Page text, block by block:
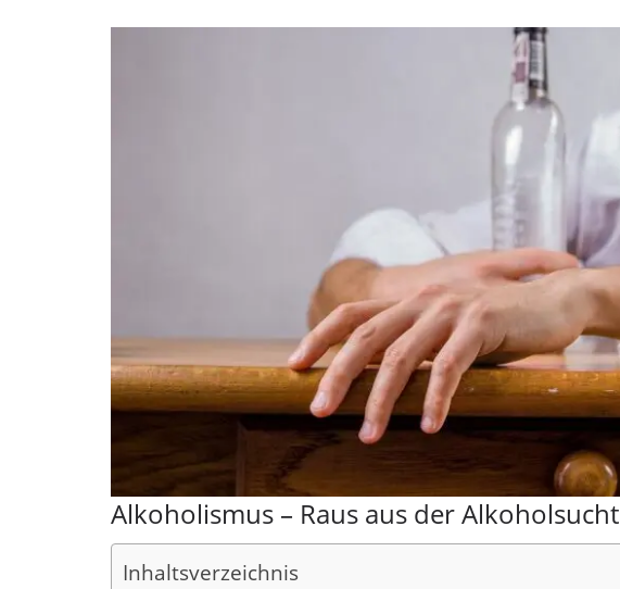
Alkoholismus – Raus aus der Alkoholsucht
Inhaltsverzeichnis